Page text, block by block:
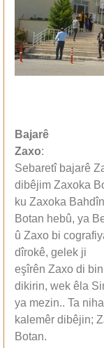
Bajarê
Zaxo:
Sebaretî bajarê
dibêjim Zaxoka
ku Zaxoka
Botan hebû, ya
û Zaxo bi
dîrokê, gelek ji
eşîrên Zaxo di
dikirin, wek êla
ya mezin.. Ta
kalemêr dibêjin;
Botan.